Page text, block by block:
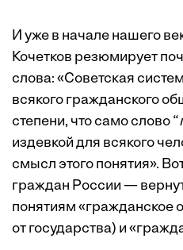
И уже в начале нашего
Кочетков резюмирует
слова: «Советская
всякого гражданского
степени, что само слово “
издевкой для всякого
смысл этого понятия».
граждан России —
понятиям «гражданское
от государства) и